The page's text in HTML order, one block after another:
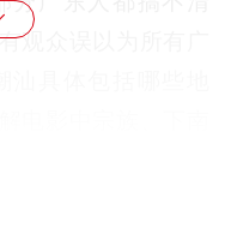
观众误以为所有广
一种关于迁徙、牺